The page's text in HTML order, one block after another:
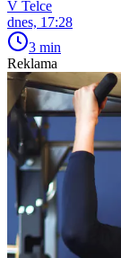
V Telce
dnes, 17:28
3 min
Reklama